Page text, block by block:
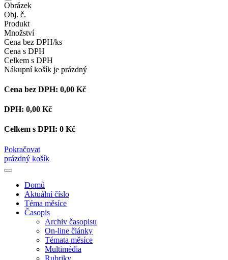
Obrázek
Obj. č.
Produkt
Množství
Cena bez DPH/ks
Cena s DPH
Celkem s DPH
Nákupní košík je prázdný
Cena bez DPH: 0,00 Kč
DPH: 0,00 Kč
Celkem s DPH: 0 Kč
Pokračovat
prázdný košík
Domů
Aktuální číslo
Téma měsíce
Časopis
Archiv časopisu
On-line články
Témata měsíce
Multimédia
Rubriky